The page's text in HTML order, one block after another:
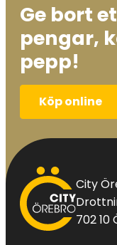
Ge bort
pengar,
pepp!
Köp online
City
Örebro
City
702 10